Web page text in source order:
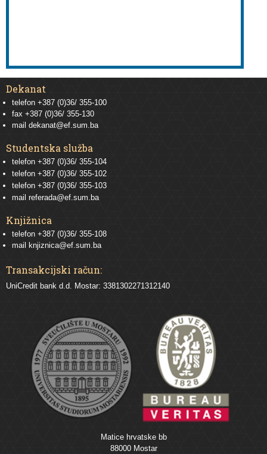
Dekanat
telefon +387 (0)36/ 355-100
fax +387 (0)36/ 355-130
mail dekanat@ef.sum.ba
Studentska služba
telefon +387 (0)36/ 355-104
telefon +387 (0)36/ 355-102
telefon +387 (0)36/ 355-103
mail referada@ef.sum.ba
Knjižnica
telefon +387 (0)36/ 355-108
mail
knjiznica@ef.sum.ba
Transakcijski račun:
UniCredit bank d.d. Mostar: 3381302271312140
Matice hrvatske bb
88000 Mostar